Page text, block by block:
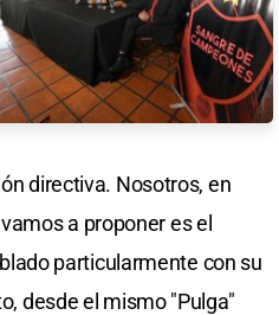
directiva. Nosotros, en
a proponer es el
particularmente con su
desde el mismo "Pulga"